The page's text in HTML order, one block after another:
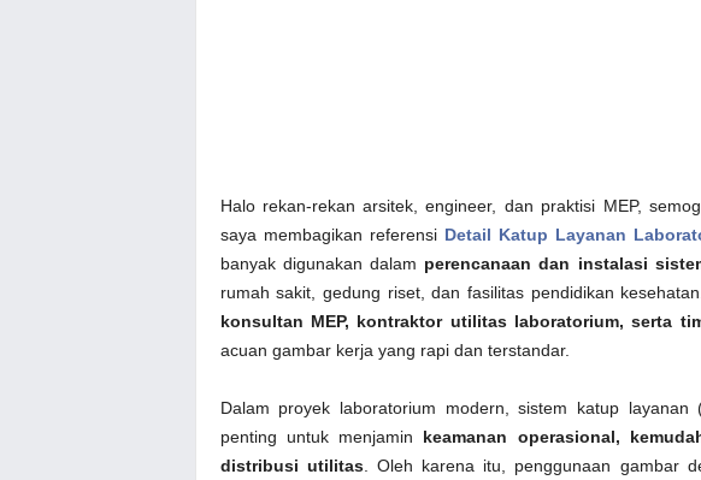
Halo rekan-rekan arsitek, engineer, dan praktisi MEP,
saya membagikan referensi Detail Katup Layanan
banyak digunakan dalam perencanaan dan instalasi
rumah sakit, gedung riset, dan fasilitas pendidikan
konsultan MEP, kontraktor utilitas laboratorium, serta
acuan gambar kerja yang rapi dan terstandar.
Dalam proyek laboratorium modern, sistem katup layanan
penting untuk menjamin keamanan operasional,
distribusi utilitas. Oleh karena itu, penggunaan gambar